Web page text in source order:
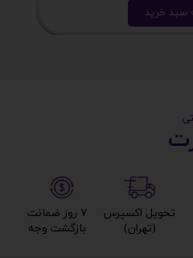
سبد خرید
۷ روز ضمانت
بازگشت وجه​​​​​​​
تحویل اکسپرس
(تهران)​​​​​​​